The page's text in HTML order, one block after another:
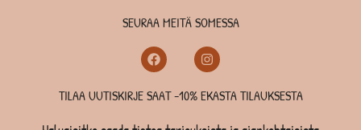
SEURAA MEITÄ SOMESSA
TILAA UUTISKIRJE SAAT -10% EKASTA TILAUKSESTA